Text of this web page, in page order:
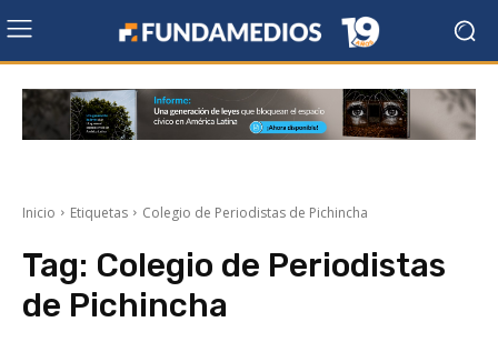
Inicio Etiquetas Colegio de Periodistas de Pichincha
Tag: Colegio de Periodistas
de Pichincha